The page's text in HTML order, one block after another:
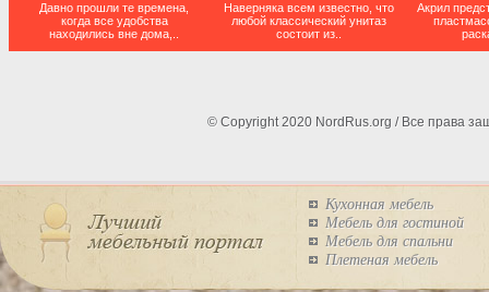
Давно прошли те времена,
когда все удобства
находились вне дома,..
Наверняка всем известно, что
любой классический унитаз
состоит из..
Акрил
© Copyright 2020 NordRus.org / Все права
Кухонная мебель
Мебель для гостиной
Мебель для спальни
Плетеная мебель